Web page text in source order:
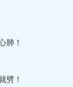
肺！
劈！